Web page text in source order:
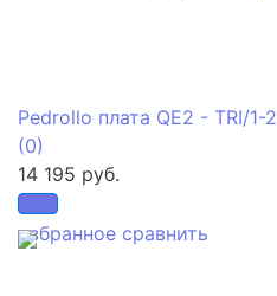
избранное сравнить
Pedrollo плата QE2 - TRI/1-2
(0)
14 195 руб.